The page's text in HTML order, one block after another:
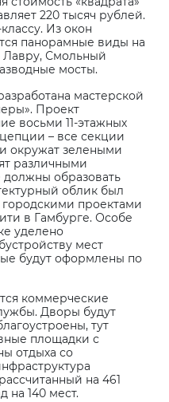
220 тысяч рублей.
Из окон
панорамные виды на
Лавру, Смольный
мосты.
мастерской
Проект
восьми 11-этажных
– все секции
окружат зелеными
различными
должны образовать
облик был
проектами
в Гамбурге. Особе
уделено
мест
будут оформлены по
коммерческие
Дворы будут
тут
площадки с
отдыха со
на 461
на 140 мест.